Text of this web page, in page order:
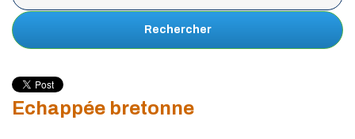
Rechercher
Echappée bretonne